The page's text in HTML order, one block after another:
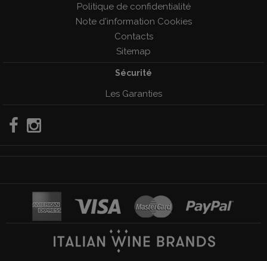
Politique de confidentialité
Note d'information Cookies
Contacts
Sitemap
Sécurité
Les Garanties